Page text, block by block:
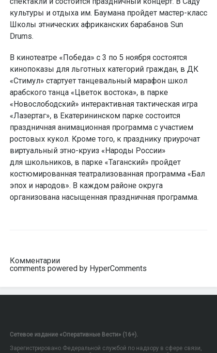
культуры и отдыха им. Баумана пройдет мастер-класс
Школы этнических африканских барабанов Sun
Drums.
В кинотеатре «Победа» с 3 по 5 ноября состоятся
кинопоказы для льготных категорий граждан, в ДК
«Стимул» стартует танцевальный марафон школ
арабского танца «Цветок востока», в парке
«Новослободский» интерактивная тактическая игра
«Лазертаг», в Екатерининском парке состоится
праздничная анимационная программа с участием
ростовых кукол. Кроме того, к празднику приурочат
виртуальный этно-круиз «Народы России»
для школьников, в парке «Таганский» пройдет
костюмированная театрализованная программа «Бал
эпох и народов». В каждом районе округа
организована насыщенная праздничная программа.
Комментарии
comments powered by HyperComments
Сетевое издание «Оперативные Вести» (16+).
Зарегистрировано Федеральной службой по надзору в сфере связи,